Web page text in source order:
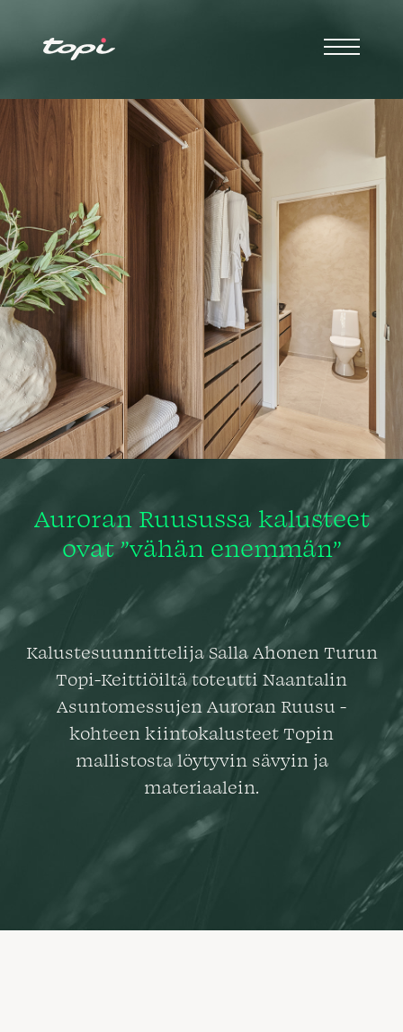
Auroran Ruusussa kalusteet
ovat ”vähän enemmän”
Kalustesuunnittelija Salla Ahonen Turun
Topi-Keittiöiltä toteutti Naantalin
Asuntomessujen Auroran Ruusu -
kohteen kiintokalusteet Topin
mallistosta löytyvin sävyin ja
materiaalein.